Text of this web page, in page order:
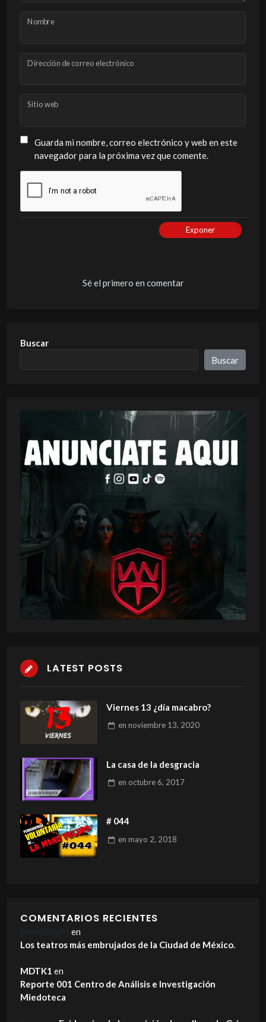
Nombre
Dirección de correo electrónico
Sitio web
Guarda mi nombre, correo electrónico y web en este
navegador para la próxima vez que comente.
Exponer
Sé el primero en comentar
Buscar
Buscar
LATEST POSTS
Viernes 13 ¿día macabro?
en noviembre 13, 2020
La casa de la desgracia
en octubre 6, 2017
# 044
en mayo 2, 2018
COMENTARIOS RECIENTES
en
Los teatros más embrujados de la Ciudad de México.
MDTK1 en
Reporte 001 Centro de Análisis e Investigación
Miedoteca